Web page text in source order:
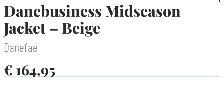
Danebusiness Midseason
Jacket – Beige
Danefae
€ 164,95